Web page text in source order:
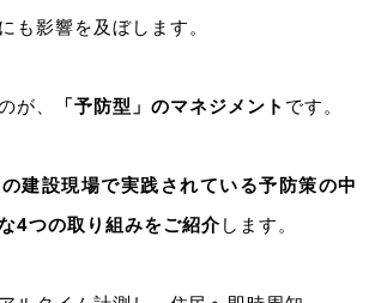
も影響を及ぼします。
が、 「予防型」のマネジメント です。
建設現場で実践されている予防策の中
4つの取り組みをご紹介 します。